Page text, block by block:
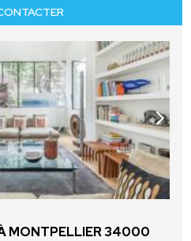
MONTPELLIER 34000